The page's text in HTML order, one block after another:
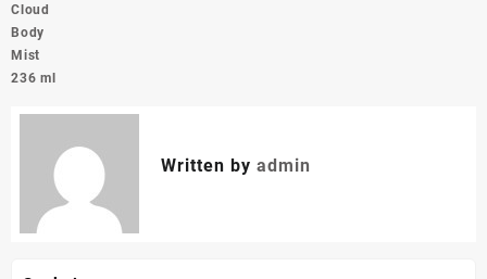
Cloud
Body
Mist
236 ml
Written by admin